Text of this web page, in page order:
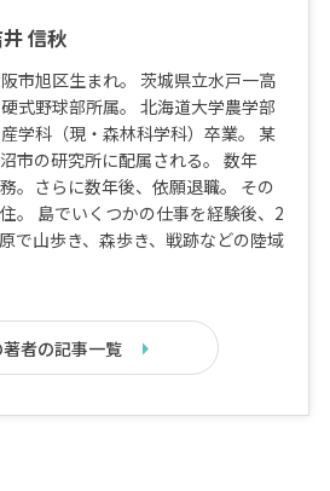
信秋
市旭区生まれ。 茨城県立水戸一高
式野球部所属。 北海道大学農学部
学科（現・森林科学科）卒業。 某
市の研究所に配属される。 数年
。さらに数年後、依願退職。 その
。 島でいくつかの仕事を経験後、2
で山歩き、森歩き、戦跡などの陸域
著者の記事一覧